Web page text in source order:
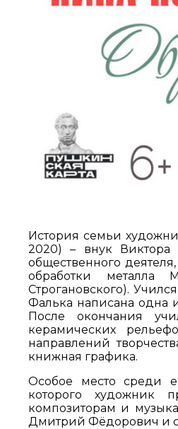
История семьи
2020) – внук Виктора
общественного
обработки металла
Строгановского).
Фалька написана одна
После окончания
керамических
направлений
книжная графика.
Особое место среди
которого художник
композиторам и
Дмитрий Фёдорович и